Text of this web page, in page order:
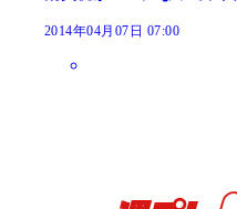
2014年04月07日 07:00